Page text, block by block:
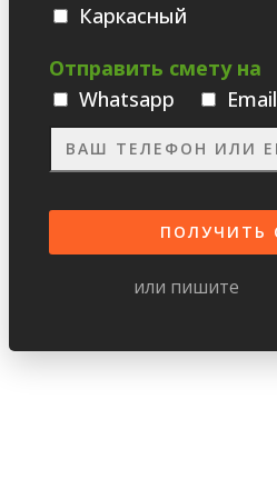
Каркасный
Отправить смету на
Whatsаpp
Email
или пишите